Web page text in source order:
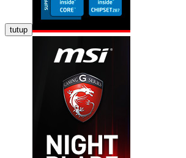
tutup